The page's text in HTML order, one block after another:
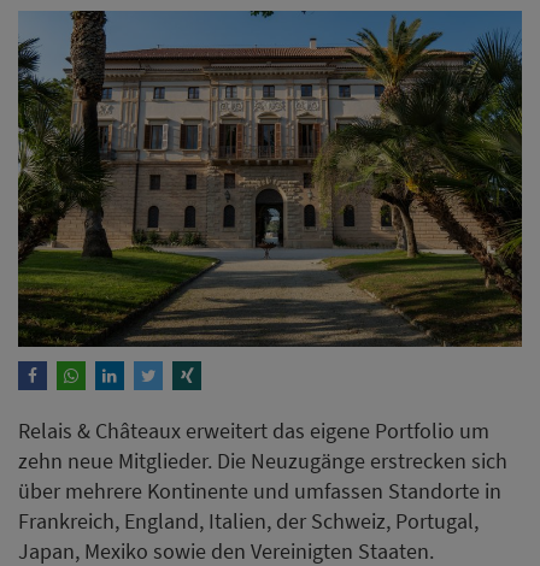
Relais & Châteaux erweitert das eigene Portfolio um
zehn neue Mitglieder. Die Neuzugänge erstrecken sich
über mehrere Kontinente und umfassen Standorte in
Frankreich, England, Italien, der Schweiz, Portugal,
Japan, Mexiko sowie den Vereinigten Staaten.